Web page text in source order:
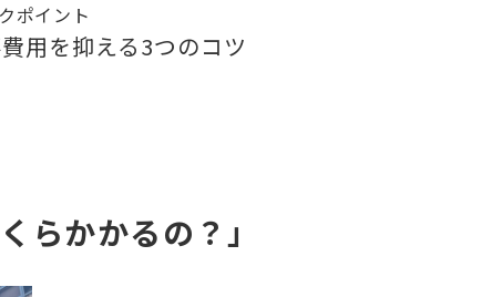
ポイント
用を抑える3つのコツ
らかかるの？」